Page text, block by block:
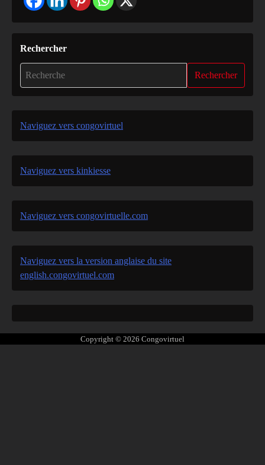
Rechercher
Rechercher
Naviguez vers congovirtuel
Naviguez vers kinkiesse
Naviguez vers congovirtuelle.com
Naviguez vers la version anglaise du site
english.congovirtuel.com
Copyright © 2026 Congovirtuel